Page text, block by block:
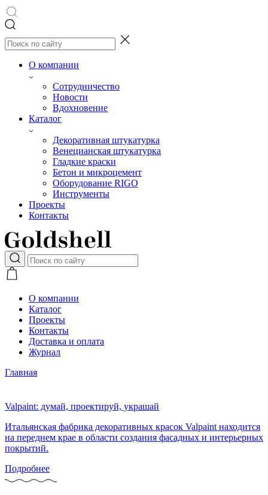
О компании
Сотрудничество
Новости
Вдохновение
Каталог
Декоративная штукатурка
Венецианская штукатурка
Гладкие краски
Бетон и микроцемент
Оборудование RIGO
Инструменты
Проекты
Контакты
О компании
Каталог
Проекты
Контакты
Доставка и оплата
Журнал
Главная
Valpaint: думай, проектируй, украшай
Итальянская фабрика декоративных красок Valpaint находится
на переднем крае в области создания фасадных и интерьерных
покрытий.
Подробнее